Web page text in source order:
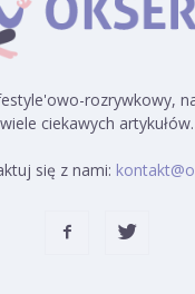
rozrywkowy,
wiele ciekawych artykułów.
się z nami: